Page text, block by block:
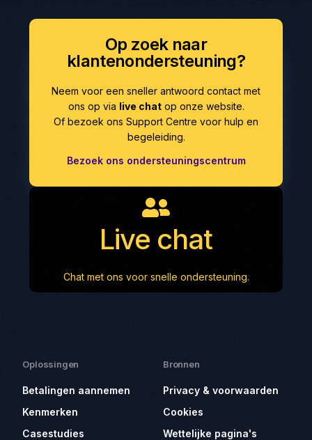
Op zoek naar
klantenondersteuning?
Neem voor een sneller antwoord contact met
ons op via live chatop onze website.
Of bezoek ons Support Centre voor hulp en
begeleiding.
Bezoek ons ondersteuningscentrum
Live chat
Chat met ons voor snelle ondersteuning.
Oplossingen
Betalingen aannemen
Kenmerken
Casestudies
Bronnen
Privacy & voorwaarden
Cookies
Wettelijke pagina's